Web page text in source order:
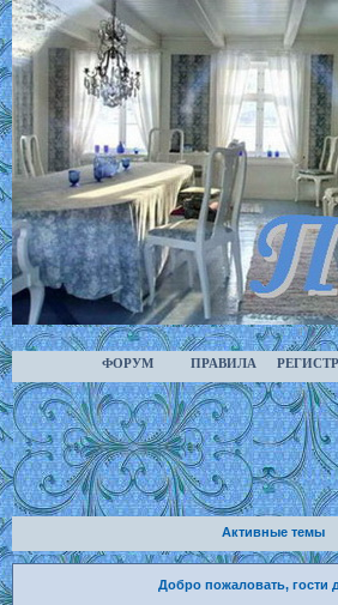
ФОРУМ ПРАВИЛА
Активные темы
Добро пожаловать, гости